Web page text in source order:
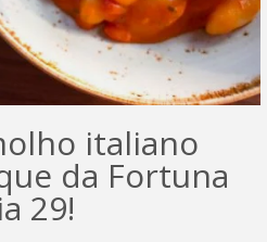
italiano
da Fortuna
29!